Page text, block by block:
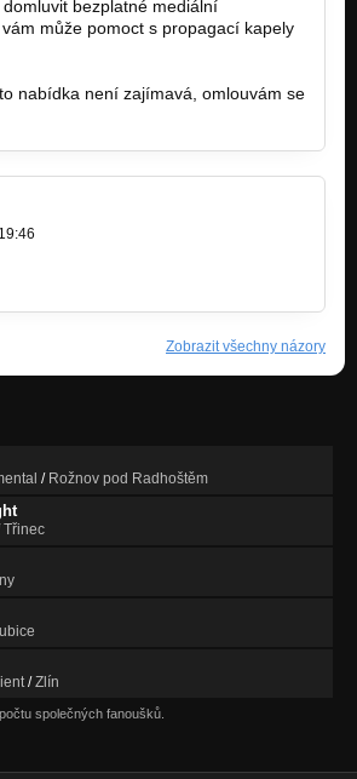
bezplatné mediální
může pomoct s propagací kapely
nabídka není zajímavá, omlouvám se
Zobrazit všechny názory
/ Rožnov pod Radhoštěm
Třinec
/Zlín
společných fanoušků.